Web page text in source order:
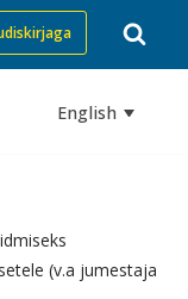
English
(v.a jumestaja